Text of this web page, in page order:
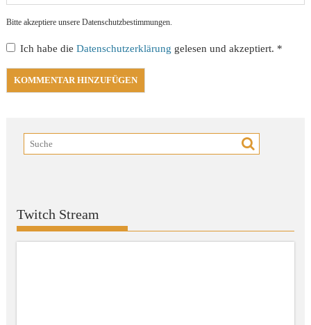
Bitte akzeptiere unsere Datenschutzbestimmungen.
Ich habe dieDatenschutzerklärung gelesen und akzeptiert. *
Twitch Stream